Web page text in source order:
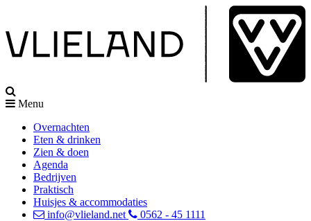
Menu
Overnachten
Eten & drinken
Zien & doen
Agenda
Bedrijven
Praktisch
Huisjes & accommodaties
info@vlieland.net
0562 - 45 1111